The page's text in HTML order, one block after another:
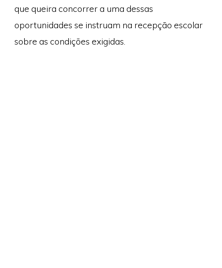
que queira concorrer a uma dessas
oportunidades se instruam na recepção escolar
sobre as condições exigidas.